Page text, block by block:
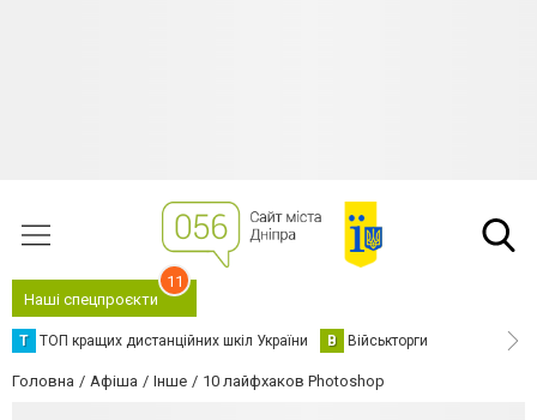
Наші спецпроєкти
11
Т ТОП кращих дистанційних шкіл України В Військторги
Головна Афіша Інше 10 лайфхаков Photoshop